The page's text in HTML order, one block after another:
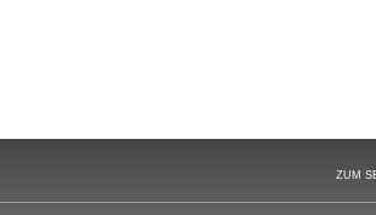
ZUM